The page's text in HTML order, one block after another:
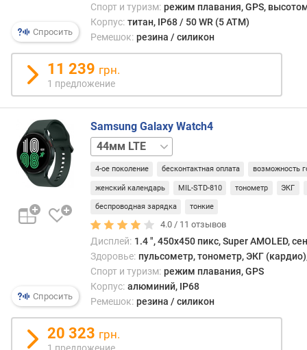
ф
о
р
м
а
и
п
м
а
т
и
ц
к
т
Спросить
Спорт и туризм: режим плавания, GPS,
Корпус: титан, IP68 / 50 WR (5 ATM)
Ремешок: резина / силикон
11 239 грн.
1 предложение
Спросить
Samsung Galaxy Watch4
40mm40мм
LTE
4-ое поколение бесконтактная оплата возможность
женский календарь MIL-STD-810 тонометр ЭКГ
беспроводная зарядка тонкие
4.0 / 11 отзывов
Дисплей: 1.4 ", 450х450 пикс, Super AMOLED,
Здоровье: пульсометр, тонометр, ЭКГ
Спорт и туризм: режим плавания, GPS
Корпус: алюминий, IP68
Ремешок: резина / силикон
20 323 грн.
1 предложение